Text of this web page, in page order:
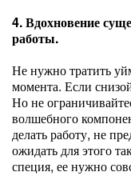
4. Вдохновение
работы.
Не нужно тратить
момента. Если
Но не
волшебного
делать работу, не
ожидать для этого
специя, ее нужно